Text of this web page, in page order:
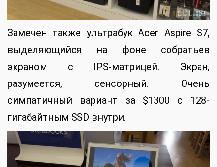
Замечен также ультрабук Acer Aspire S7,
выделяющийся на фоне собратьев
экраном с IPS-матрицей. Экран,
разумеется, сенсорный. Очень
симпатичный вариант за $1300 с 128-
гигабайтным SSD внутри.